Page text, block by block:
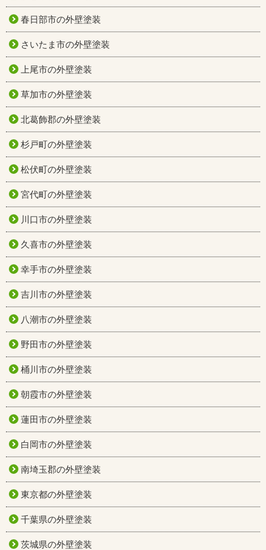
春日部市の外壁塗装
さいたま市の外壁塗装
上尾市の外壁塗装
草加市の外壁塗装
北葛飾郡の外壁塗装
杉戸町の外壁塗装
松伏町の外壁塗装
宮代町の外壁塗装
川口市の外壁塗装
久喜市の外壁塗装
幸手市の外壁塗装
吉川市の外壁塗装
八潮市の外壁塗装
野田市の外壁塗装
桶川市の外壁塗装
朝霞市の外壁塗装
蓮田市の外壁塗装
白岡市の外壁塗装
南埼玉郡の外壁塗装
東京都の外壁塗装
千葉県の外壁塗装
茨城県の外壁塗装